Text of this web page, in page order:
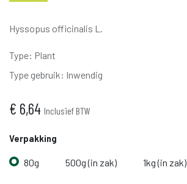
Hyssopus officinalis L.
Type: Plant
Type gebruik: Inwendig
€ 6,64 Inclusief BTW
Verpakking
80g 500g (in zak) 1kg (in zak)